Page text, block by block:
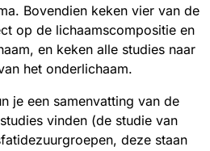
Bovendien keken vier van de
op de lichaamscompositie en
en keken alle studies naar
het onderlichaam.
je een samenvatting van de
vinden (de studie van
deze staan